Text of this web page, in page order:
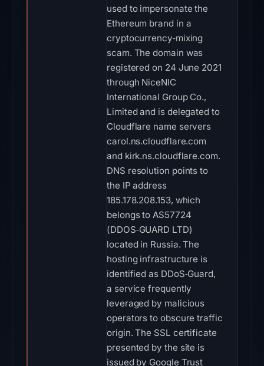
used to impersonate the
Ethereum brand in a
cryptocurrency‑mixing
scam. The domain was
registered on 24 June 2021
through NiceNIC
International Group Co.,
Limited and is delegated to
Cloudflare name servers
carol.ns.cloudflare.com
and kirk.ns.cloudflare.com.
DNS resolution points to
the IP address
185.178.208.153, which
belongs to AS57724
(DDOS‑GUARD LTD)
located in Russia. The
hosting infrastructure is
identified as DDoS‑Guard,
a service frequently
leveraged by malicious
operators to obscure traffic
origin. The SSL certificate
presented by the site is
issued by Google Trust